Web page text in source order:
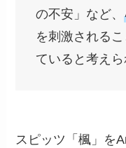
の不安」など、
を刺激される
ていると考えら
スピッツ「楓」を